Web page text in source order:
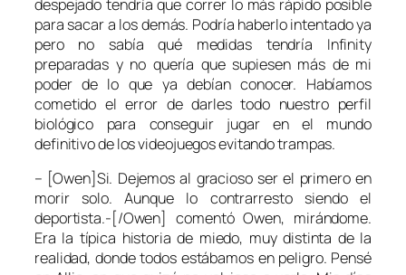
despejado tendría que correr lo más rápido posible
para sacar a los demás. Podría haberlo intentado ya
pero no sabía qué medidas tendría Infinity
preparadas y no quería que supiesen más de mi
poder de lo que ya debían conocer. Habíamos
cometido el error de darles todo nuestro perfil
biológico para conseguir jugar en el mundo
definitivo de los videojuegos evitando trampas.
– [Owen]Si. Dejemos al gracioso ser el primero en
morir solo. Aunque lo contrarresto siendo el
deportista.-[/Owen] comentó Owen, mirándome.
Era la típica historia de miedo, muy distinta de la
realidad, donde todos estábamos en peligro. Pensé